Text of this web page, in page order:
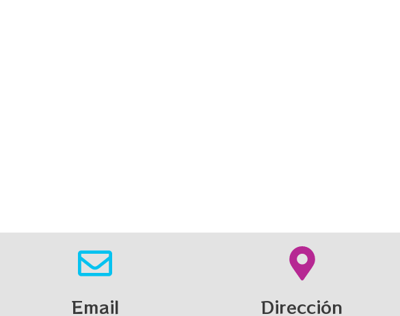
Email Dirección